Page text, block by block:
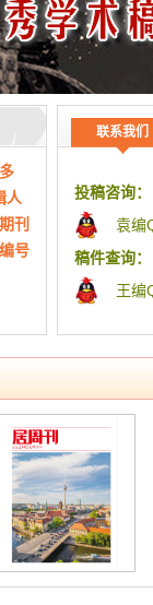
研究建筑工
试谈装配式
铝模体系应
滕飞;高海善;
探究建设工
岩
探究建筑工
南宁市可再
探究无损检
悬臂掘进机
道路桥梁项
高速公路路
新时期下房
房屋建筑工
飞行任务管
进度控制、
城市更新下
探究传统元
高层建筑给
上
有了
门应
在创
筑结
文首
题，
之
究，
理
人
刊
号
及
理
捷
、
联系我们
投稿咨询：
袁编
稿件查询：
王编